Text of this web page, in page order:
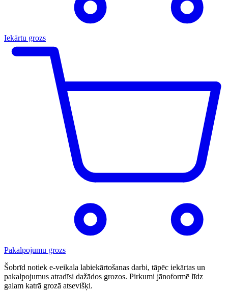
Iekārtu grozs
Pakalpojumu grozs
Šobrīd notiek e-veikala labiekārtošanas darbi, tāpēc iekārtas un
pakalpojumus atradīsi dažādos grozos. Pirkumi jānoformē līdz
galam katrā grozā atsevišķi.